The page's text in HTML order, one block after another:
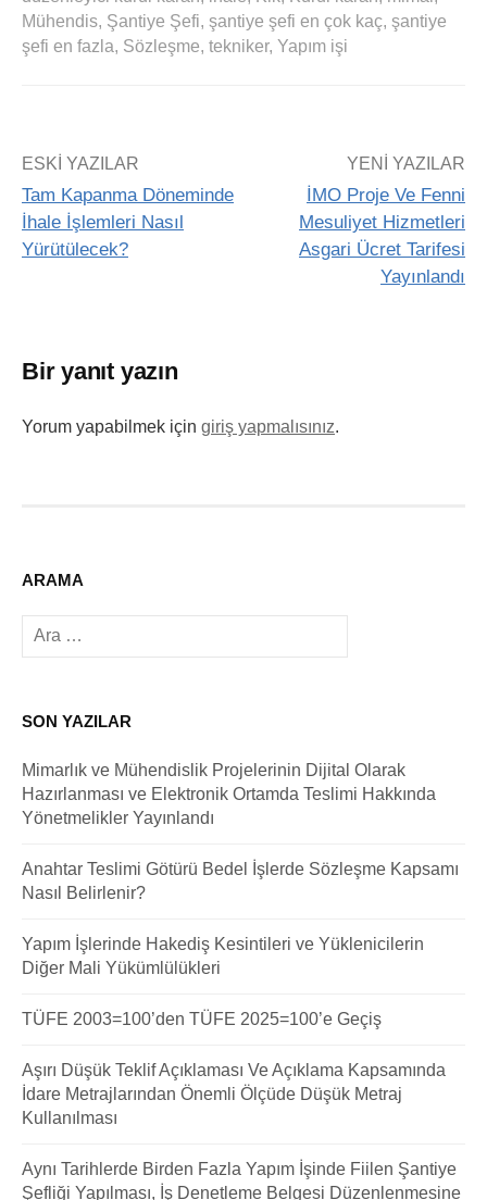
Mühendis, Şantiye Şefi, şantiye şefi en çok kaç, şantiye
şefi en fazla, Sözleşme, tekniker, Yapım işi
ESKI YAZILAR
Tam Kapanma Döneminde
İhale İşlemleri Nasıl
Yürütülecek?
YENI YAZILAR
İMO Proje Ve Fenni
Mesuliyet Hizmetleri
Asgari Ücret Tarifesi
Yayınlandı
Bir yanıt yazın
Yorum yapabilmek için giriş yapmalısınız.
ARAMA
Arama:
SON YAZILAR
Mimarlık ve Mühendislik Projelerinin Dijital Olarak
Hazırlanması ve Elektronik Ortamda Teslimi Hakkında
Yönetmelikler Yayınlandı
Anahtar Teslimi Götürü Bedel İşlerde Sözleşme Kapsamı
Nasıl Belirlenir?
Yapım İşlerinde Hakediş Kesintileri ve Yüklenicilerin
Diğer Mali Yükümlülükleri
TÜFE 2003=100’den TÜFE 2025=100’e Geçiş
Aşırı Düşük Teklif Açıklaması Ve Açıklama Kapsamında
İdare Metrajlarından Önemli Ölçüde Düşük Metraj
Kullanılması
Aynı Tarihlerde Birden Fazla Yapım İşinde Fiilen Şantiye
Şefliği Yapılması, İş Denetleme Belgesi Düzenlenmesine